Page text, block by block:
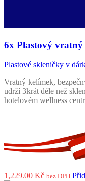
6x Plastový
Plastové skleničky v
Vratný kelímek,
udrží 3krát déle než
hotelovém wellness
1,229.00 Kč bez DPH